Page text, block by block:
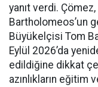
yanıt verdi.
Bartholomeos’un
Büyükelçisi Tom
Eylül 2026’da
edildiğine dikkat
azınlıkların